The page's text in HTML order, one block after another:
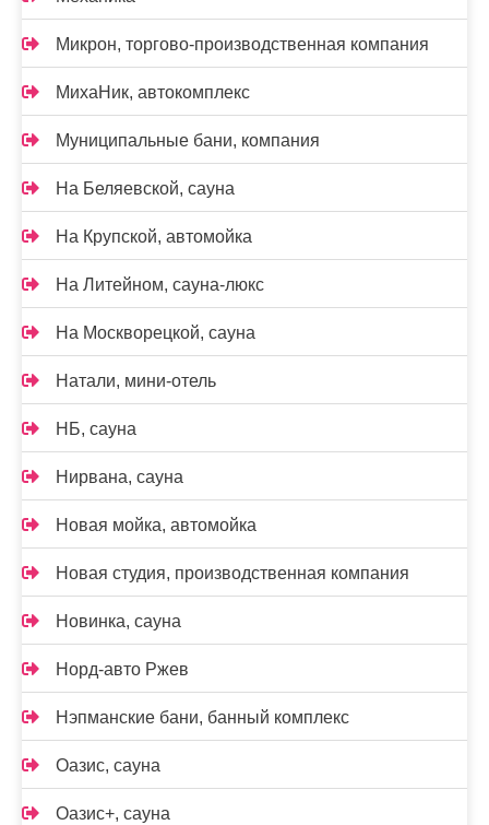
Микрон, торгово-производственная компания
МихаНик, автокомплекс
Муниципальные бани, компания
На Беляевской, сауна
На Крупской, автомойка
На Литейном, сауна-люкс
На Москворецкой, сауна
Натали, мини-отель
НБ, сауна
Нирвана, сауна
Новая мойка, автомойка
Новая студия, производственная компания
Новинка, сауна
Норд-авто Ржев
Нэпманские бани, банный комплекс
Оазис, сауна
Оазис+, сауна